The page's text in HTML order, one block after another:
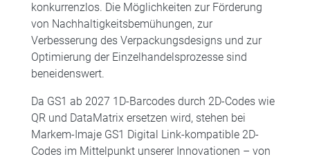
konkurrenzlos. Die Möglichkeiten zur Förderung
von Nachhaltigkeitsbemühungen, zur
Verbesserung des Verpackungsdesigns und zur
Optimierung der Einzelhandelsprozesse sind
beneidenswert.
Da GS1 ab 2027 1D-Barcodes durch 2D-Codes wie
QR und DataMatrix ersetzen wird, stehen bei
Markem-Imaje GS1 Digital Link-kompatible 2D-
Codes im Mittelpunkt unserer Innovationen – von